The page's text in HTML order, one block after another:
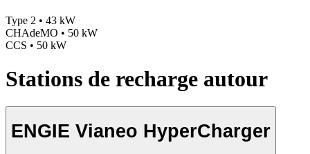
Type 2 • 43 kW
CHAdeMO • 50 kW
CCS • 50 kW
Stations de recharge autour
ENGIE Vianeo HyperCharger